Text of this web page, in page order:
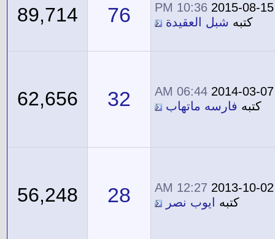
2015-08-15
10:36 PM
كتبه شبل العقيدة 76
89,714
2014-03-07
06:44 AM
كتبه فارسه ماتهاب 32
62,656
2013-10-02
12:27 AM
كتبه
ايوب نصر 28
56,248